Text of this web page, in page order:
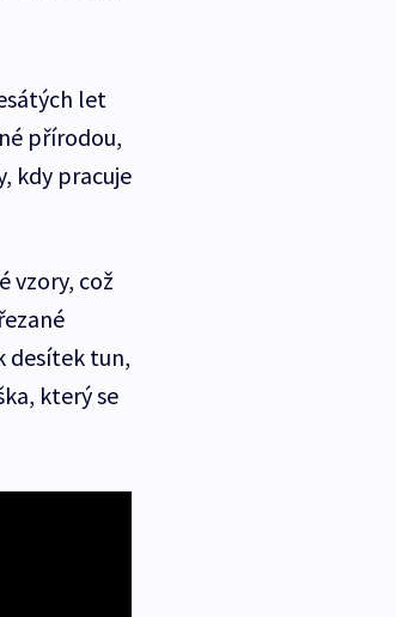
let
přírodou,
kdy pracuje
vzory, což
desítek tun,
který se